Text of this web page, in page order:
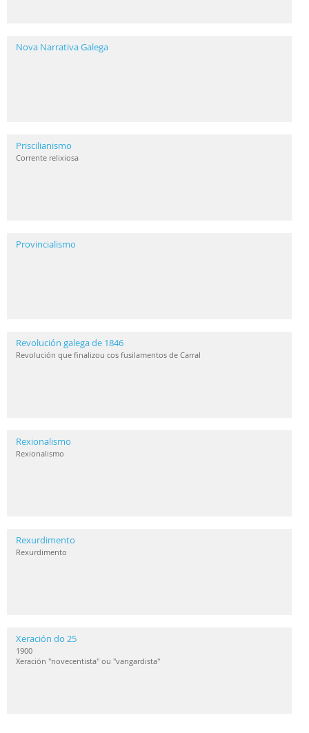
Nova Narrativa Galega
Priscilianismo
Corrente relixiosa
Provincialismo
Revolución galega de 1846
Revolución que finalizou cos fusilamentos de Carral
Rexionalismo
Rexionalismo
Rexurdimento
Rexurdimento
Xeración do 25
1900
Xeración "novecentista" ou "vangardista"